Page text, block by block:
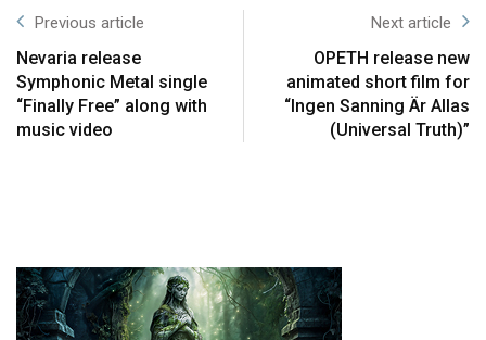
Previous article
Nevaria release
Symphonic Metal single
“Finally Free” along with
music video
Next article
OPETH release new
animated short film for
“Ingen Sanning Är Allas
(Universal Truth)”